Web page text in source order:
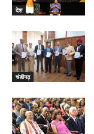
देश
चंडीगढ़